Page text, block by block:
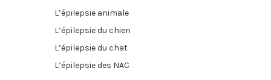
L’épilepsie animale
L’épilepsie du chien
L’épilepsie du chat
L’épilepsie des NAC